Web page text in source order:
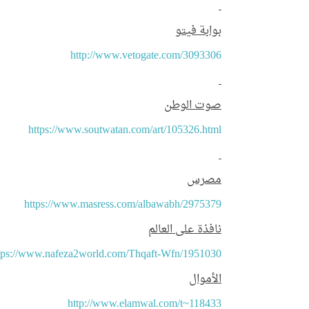
بمناسبة اليوم العالمي للكتاب
وحقوق المؤلف، ينظم المعهد
معرضًا للإصدارات
بوابة فيتو
http://www.vetogate.com/3093306
صوت الوطن
https://www.soutwatan.com/art/105326.html
مصرس
https://www.masress.com/albawabh/2975379
نافذة على العالم
www.nafeza2world.com/Thqaft-Wfn/1951030
الأموال
http://www.elamwal.com/t~118433